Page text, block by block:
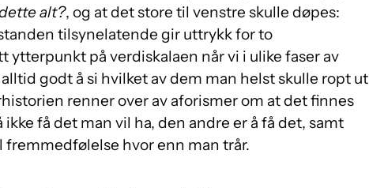
alt?, og at det store til venstre skulle døpes:
tilsynelatende gir uttrykk for to
på verdiskalaen når vi i ulike faser av
godt å si hvilket av dem man helst skulle ropt ut
renner over av aforismer om at det finnes
få det man vil ha, den andre er å få det, samt
hvor enn man trår.